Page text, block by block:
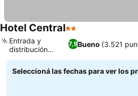
Hotel Central2 Estrellas
7,9Bueno (3.521
Entrada y
distribución
únicas
Seleccioná las fechas para ver los